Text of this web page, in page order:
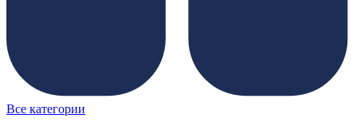
Все категории